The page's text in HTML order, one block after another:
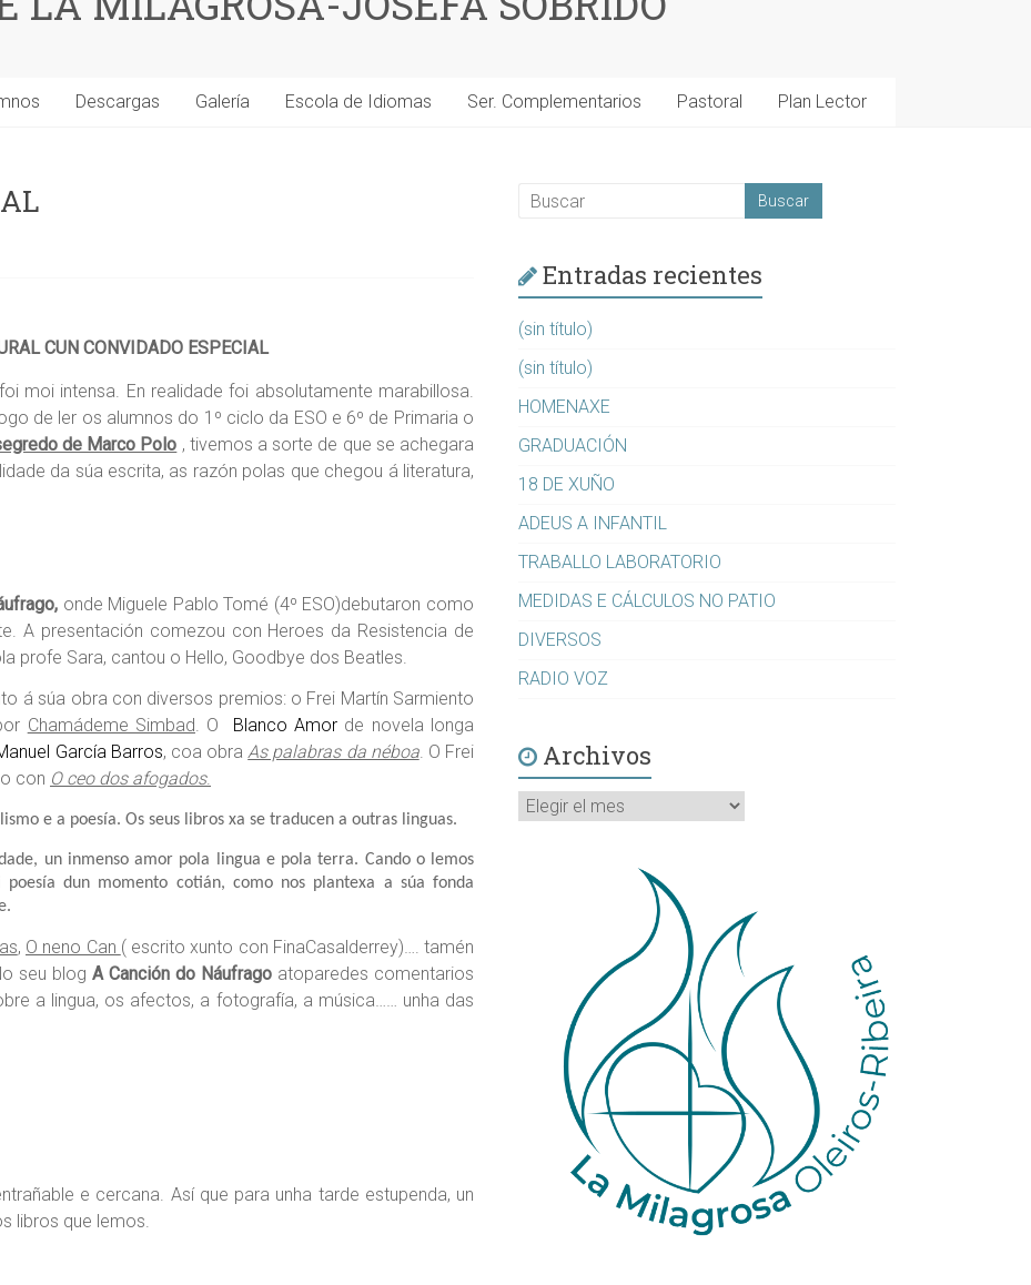
Descargas Galería Escola de Idiomas Ser. Complementarios Pastoral Plan Lector
CUN CONVIDADO ESPECIAL
moi intensa. En realidade foi absolutamente marabillosa.
de ler os alumnos do 1º ciclo da ESO e 6º de Primaria o
de Marco Polo , tivemos a sorte de que se achegara
da súa escrita, as razón polas que chegou á literatura,
onde Miguel e Pablo Tomé (4º ESO)debutaron como
A presentación comezou con Heroes da Resistencia de
profe Sara, cantou o Hello, Goodbye dos Beatles.
á súa obra con diversos premios: o Frei Martín Sarmiento
Chamádeme Simbad. O Blanco Amor de novela longa
García Barros, coa obraAs palabras da néboa. O Frei
con O ceo dos afogados.
e a poesía. Os seus libros xa se traducen a outras linguas.
un inmenso amor pola lingua e pola terra. Cando o lemos
dun momento cotián, como nos plantexa a súa fonda
, O neno Can ( escrito xunto con FinaCasalderrey)…. tamén
seu blog A Canción do Náufrago atoparedes comentarios
a lingua, os afectos, a fotografía, a música…… unha das
e cercana. Así que para unha tarde estupenda, un
libros que lemos.
Entradas recientes
(sin título)
(sin título)
HOMENAXE
GRADUACIÓN
18 DE XUÑO
ADEUS A INFANTIL
TRABALLO LABORATORIO
MEDIDAS E CÁLCULOS NO PATIO
DIVERSOS
RADIO VOZ
Archivos
Archivos